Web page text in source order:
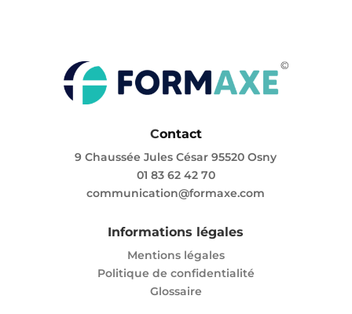
Contact
9 Chaussée Jules César 95520 Osny
01 83 62 42 70
communication@formaxe.com
Informations légales
Mentions légales
Politique de confidentialité
Glossaire